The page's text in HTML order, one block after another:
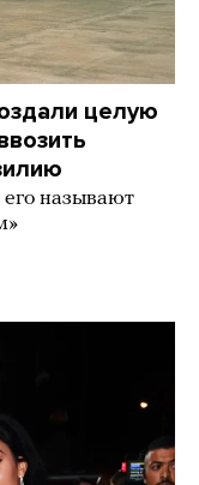
целую
называют